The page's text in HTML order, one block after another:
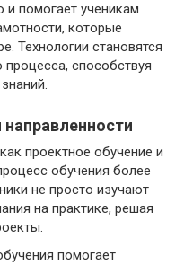
и помогает ученикам
которые
Технологии становятся
способствуя
направленности
проектное обучение и
обучения более
не просто изучают
на практике, решая
помогает